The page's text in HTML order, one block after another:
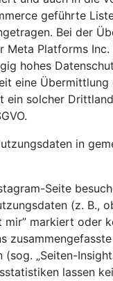
geführte
Bei der
Meta Platforms
hohes
eine Übermittlung
ein solcher
in
Seite
(z. B.,
mir” markiert oder
zusammengefasste
„Seiten-
lassen